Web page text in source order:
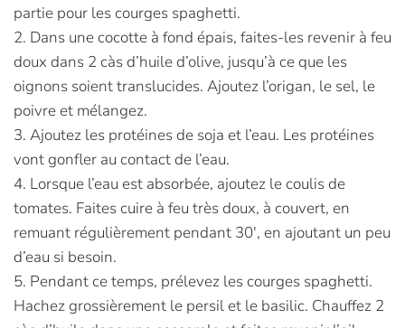
partie pour les courges spaghetti.
2. Dans une cocotte à fond épais, faites-les revenir à feu
doux dans 2 càs d’huile d’olive, jusqu’à ce que les
oignons soient translucides. Ajoutez l’origan, le sel, le
poivre et mélangez.
3. Ajoutez les protéines de soja et l’eau. Les protéines
vont gonfler au contact de l’eau.
4. Lorsque l’eau est absorbée, ajoutez le coulis de
tomates. Faites cuire à feu très doux, à couvert, en
remuant régulièrement pendant 30′, en ajoutant un peu
d’eau si besoin.
5. Pendant ce temps, prélevez les courges spaghetti.
Hachez grossièrement le persil et le basilic. Chauffez 2